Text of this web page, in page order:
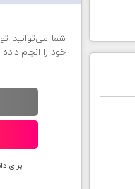
شما می‌توانید
خود را انجام
برای